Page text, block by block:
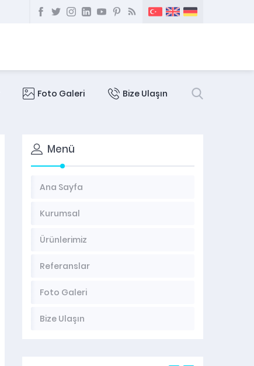
Foto Galeri Bize Ulaşın
Menü
Ana Sayfa
Kurumsal
Ürünlerimiz
Referanslar
Foto Galeri
Bize Ulaşın